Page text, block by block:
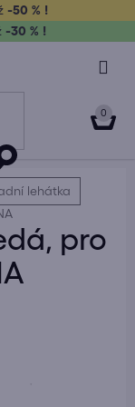
-50 % !
-30 % !
lehátka
pro